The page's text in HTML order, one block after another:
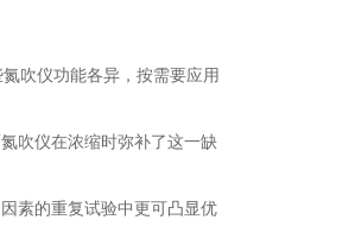
吹仪功能各异，按需要应用
吹仪在浓缩时弥补了这一缺
素的重复试验中更可凸显优